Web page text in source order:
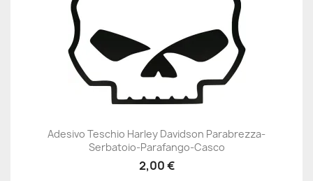
Adesivo Teschio Harley Davidson Parabrezza-
Serbatoio-Parafango-Casco
2,00 €